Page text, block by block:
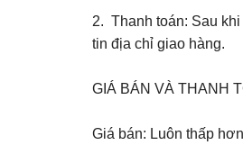
2. Thanh toán: Sau
tin địa chỉ giao hàng.
GIÁ BÁN VÀ THANH
Giá bán: Luôn thấp